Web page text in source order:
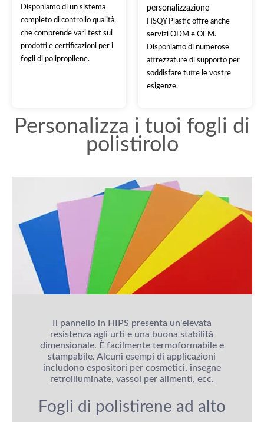
Disponiamo di un sistema
completo di controllo qualità,
che comprende vari test sui
prodotti e certificazioni per i
fogli di polipropilene.
personalizzazione
HSQY Plastic offre anche
servizi ODM e OEM.
Disponiamo di numerose
attrezzature di supporto per
soddisfare tutte le vostre
esigenze.
Personalizza i tuoi fogli di
polistirolo
Il pannello in HIPS presenta un'elevata
resistenza agli urti e una buona stabilità
dimensionale. È facilmente termoformabile e
stampabile. Alcuni esempi di applicazioni
includono espositori per cosmetici, insegne
retroilluminate, vassoi per alimenti, ecc.
Fogli di polistirene ad alto